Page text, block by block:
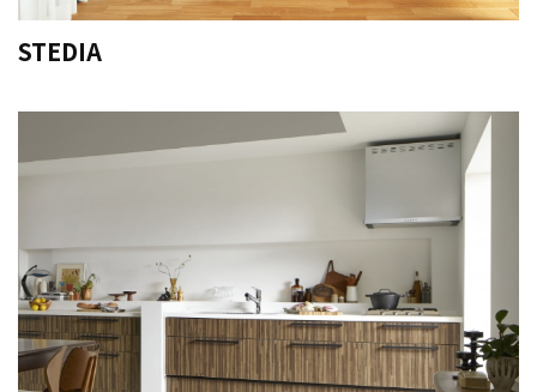
STEDIA